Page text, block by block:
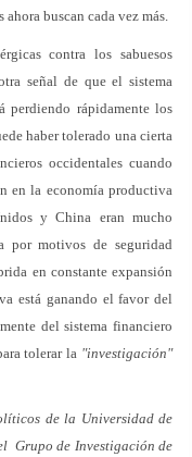
buscan cada vez más.
contra los sabuesos
señal de que el sistema
rápidamente los
haber tolerado una cierta
occidentales cuando
en la economía productiva
y China eran mucho
por motivos de seguridad
en constante expansión
está ganando el favor del
del sistema financiero
tolerar la "investigación"
de la Universidad de
Grupo de Investigación de